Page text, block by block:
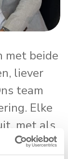
met beide
liever
team
Elke
met als
met